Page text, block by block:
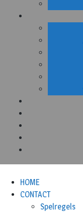
HOME
CONTACT
Spelregels